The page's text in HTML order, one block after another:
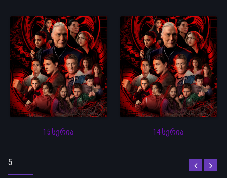
15 სერია 14 სერია
5